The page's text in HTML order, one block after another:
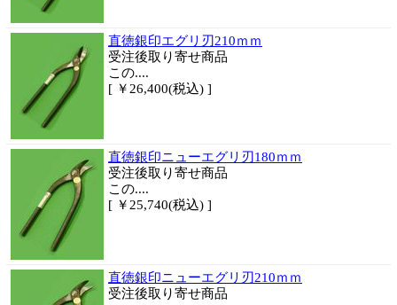
直徳銀印エグリ刃210ｍｍ
受注後取り寄せ商品
この....
[ ￥26,400(税込) ]
直徳銀印ニューエグリ刃180ｍｍ
受注後取り寄せ商品
この....
[ ￥25,740(税込) ]
直徳銀印ニューエグリ刃210ｍｍ
受注後取り寄せ商品